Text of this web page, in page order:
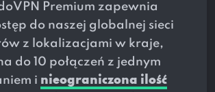
Premium zapewnia
do naszej globalnej sieci
z lokalizacjami wkraje,
do 10 połączeń z jednym
i nieograniczona ilość